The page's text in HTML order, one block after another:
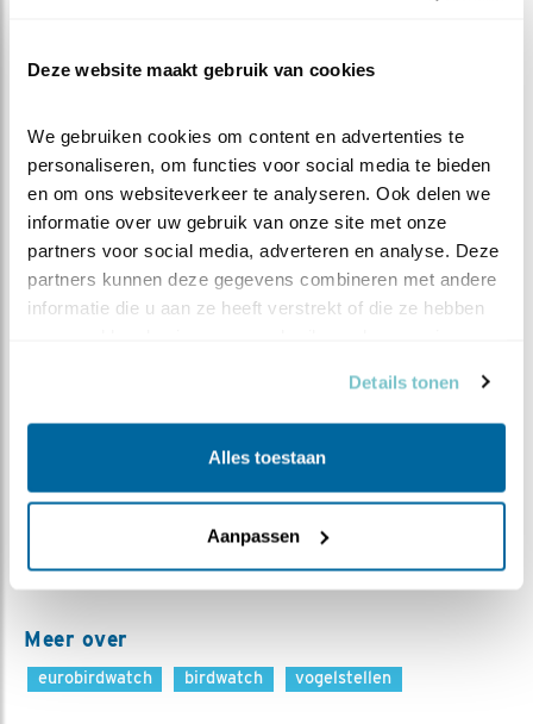
Deze website maakt gebruik van cookies
We gebruiken cookies om content en advertenties te
personaliseren, om functies voor social media te bieden
en om ons websiteverkeer te analyseren. Ook delen we
informatie over uw gebruik van onze site met onze
partners voor social media, adverteren en analyse. Deze
partners kunnen deze gegevens combineren met andere
informatie die u aan ze heeft verstrekt of die ze hebben
Details tonen
Alles toestaan
Aanpassen
Europese resultaten
de aantallen van alle waargenomen vogels geteld en
gerapporteerd aan het Europese centrum. De
EuroBirdwatch is een initiatief van BirdLife
Internationaal, de wereldwijde koepelorganisatie waar
Vogelbescherming Nederland onder valt. In Nederland
organiseert Vogelbescherming deze telling. In heel
te lezen. We kunnen alvast
zeggen dat ook elders langs de (Atlantische) kusten
veel en bijzondere zeevogels zijn gezien. Zoals een
bruine gent in Bretagne, waar onder meer ook tien
werden geteld. Soorten die in Nederland zelden of nooit
worden waargenomen.
Meer over
eurobirdwatch birdwatch vogelstellen